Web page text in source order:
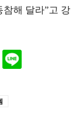
해 달라”고 강